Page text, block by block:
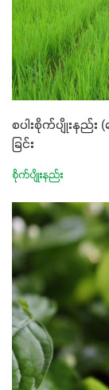
စပါးစိုက်ပျိုးနည်
ခြင်း
စိုက်ပျိုးနည်း